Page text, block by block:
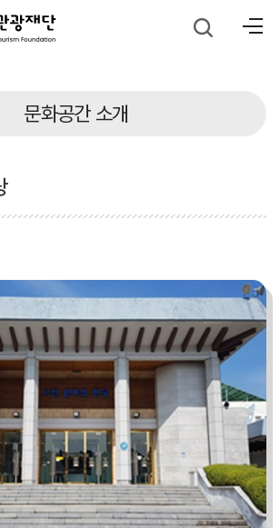
문화공간 소개